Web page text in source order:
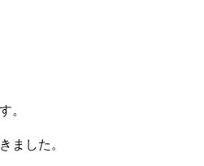
。
ました。